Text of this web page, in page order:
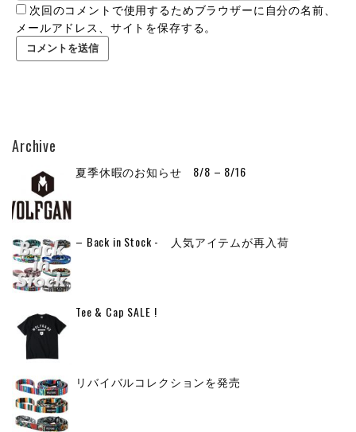
次回のコメントで使用するためブラウザーに自分の名前、
メールアドレス、サイトを保存する。
Archive
夏季休暇のお知らせ 8/8 – 8/16
– Back in Stock - 人気アイテムが再入荷
Tee & Cap SALE !
リバイバルコレクションを発売